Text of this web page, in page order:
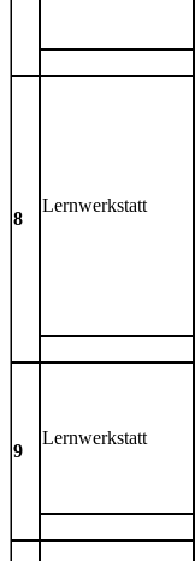
8
Lernwerkstatt
9
Lernwerkstatt